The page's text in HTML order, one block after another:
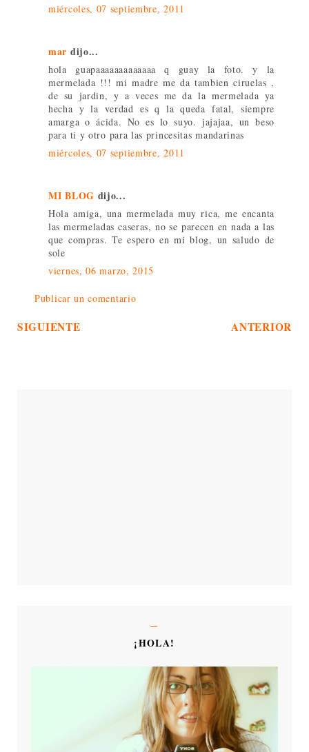
miércoles, 07 septiembre, 2011
mar dijo...
hola guapaaaaaaaaaaaaa q guay la foto. y la
mermelada !!! mi madre me da tambien ciruelas ,
de su jardin, y a veces me da la mermelada ya
hecha y la verdad es q la queda fatal, siempre
amarga o ácida. No es lo suyo. jajajaa, un beso
para ti y otro para las princesitas mandarinas
miércoles, 07 septiembre, 2011
MI BLOG dijo...
Hola amiga, una mermelada muy rica, me encanta
las mermeladas caseras, no se parecen en nada a las
que compras. Te espero en mi blog, un saludo de
sole
viernes, 06 marzo, 2015
Publicar un comentario
SIGUIENTE ANTERIOR
¡HOLA!